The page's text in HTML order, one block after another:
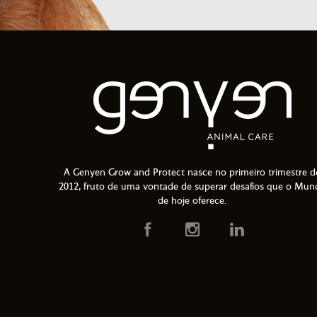
A Genyen Grow and Protect nasce no primeiro trimestre
2012, fruto de uma vontade de superar desafios que o
de hoje oferece.